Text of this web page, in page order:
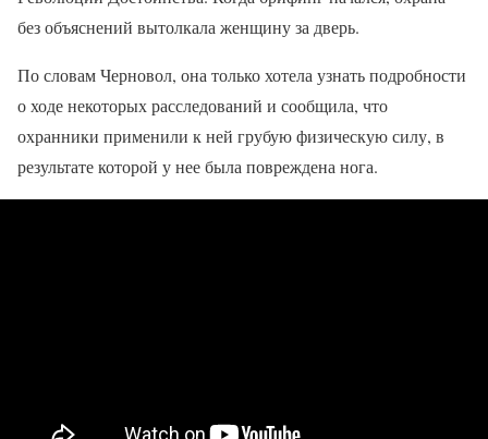
без объяснений вытолкала женщину за дверь.
По словам Черновол, она только хотела узнать подробности
о ходе некоторых расследований и сообщила, что
охранники применили к ней грубую физическую силу, в
результате которой у нее была повреждена нога.